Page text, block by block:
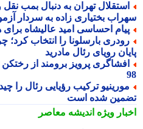
تهران به دنبال بمب نقل
بختیاری زاده به سردار آزمون
احساسی امید عالیشاه برای
بارسلونا را انتخاب کرد؛
رویای رئال مادرید
پرویز برومند از رختکن
شده است
ویژهاندیشه معاصر